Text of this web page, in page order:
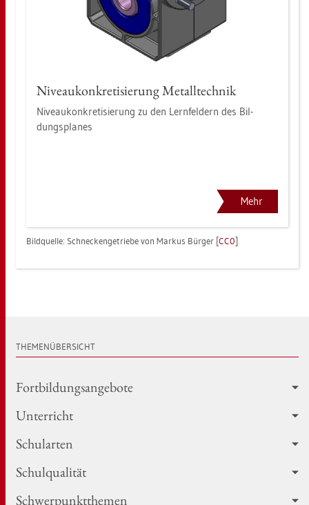
Ni­veau­kon­kre­ti­sie­rung Me­tall­tech­nik
Ni­veau­kon­kre­ti­sie­rung zu den Lern­fel­dern des Bil­
dungs­pla­nes
Mehr
Bild­quel­le: Schne­cken­ge­trie­be von Mar­kus Bür­ger [CC0]
THE­MEN­ÜBER­SICHT
Fort­bil­dungs­an­ge­bo­te
Un­ter­richt
Schul­ar­ten
Schul­qua­li­tät
Schwer­punkt­the­men